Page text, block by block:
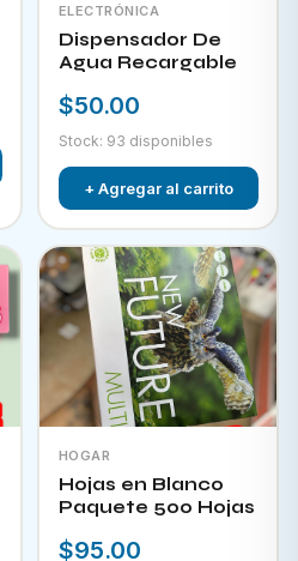
ELECTRÓNICA
Dispensador De
Agua Recargable
$50.00
Stock: 93 disponibles
+ Agregar al carrito
HOGAR
Hojas en Blanco
Paquete 500 Hojas
$95.00